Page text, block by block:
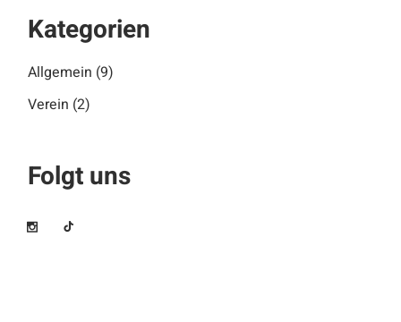
Kategorien
Allgemein (9)
Verein (2)
Folgt uns